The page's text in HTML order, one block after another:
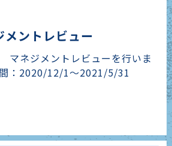
ントレビュー
ネジメントレビューを行いま
：2020/12/1～2021/5/31